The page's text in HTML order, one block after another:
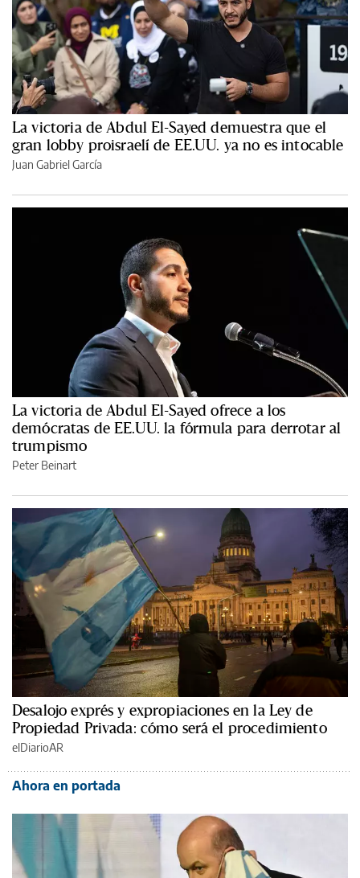
La victoria de Abdul El-Sayed demuestra que el
gran lobby proisraelí de EE.UU. ya no es intocable
Juan Gabriel García
La victoria de Abdul El-Sayed ofrece a los
demócratas de EE.UU. la fórmula para derrotar al
trumpismo
Peter Beinart
Desalojo exprés y expropiaciones en la Ley de
Propiedad Privada: cómo será el procedimiento
elDiarioAR
Ahora en portada